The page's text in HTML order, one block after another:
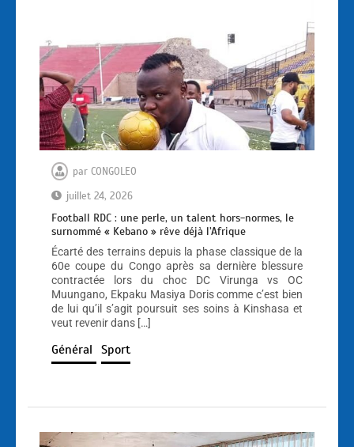
par CONGOLEO
juillet 24, 2026
Football RDC : une perle, un talent hors-normes, le
surnommé « Kebano » rêve déjà l’Afrique
Écarté des terrains depuis la phase classique de la
60e coupe du Congo après sa dernière blessure
contractée lors du choc DC Virunga vs OC
Muungano, Ekpaku Masiya Doris comme c’est bien
de lui qu’il s’agit poursuit ses soins à Kinshasa et
veut revenir dans […]
Général Sport